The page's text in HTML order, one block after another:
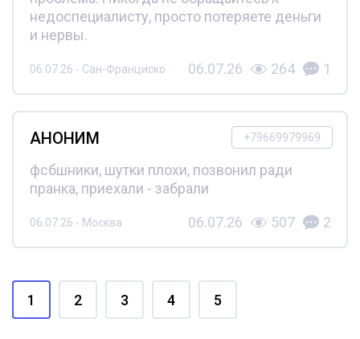
недоспециалисту, просто потеряете деньги
и нервы.
06.07.26 - Сан-Франциско 06.07.26 264 1
+79669979969
АНОНИМ
фсбшники, шутки плохи, позвонил ради
пранка, приехали - забрали
06.07.26 - Москва 06.07.26 507 2
1 2 3 4 5